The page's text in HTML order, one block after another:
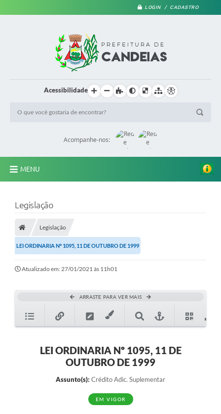
LOGIN / CADASTRO
Acessibilidade
Acompanhe-nos:
MENU
A Prefeitura
Diário Oficial
TRANSPARÊNCIA
Contato
Iluminação Pública
Conselhos Municipais
Legislação
Legislação
LEI ORDINARIA Nº 1095, 11 DE OUTUBRO DE 1999
Atualizado em: 27/01/2021 às 11h01
ARRASTE PARA VER MAIS
LEI ORDINARIA Nº 1095, 11 DE
OUTUBRO DE 1999
Assunto(s): Crédito Adic. Suplementar
EM VIGOR